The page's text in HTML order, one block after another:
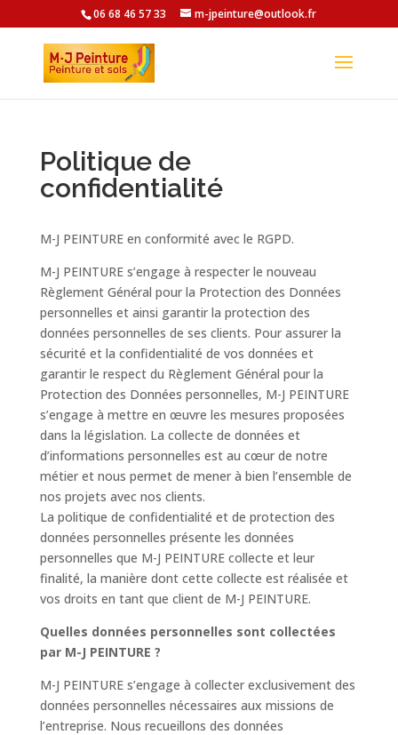
06 68 46 57 33 m-jpeinture@outlook.fr
Politique de
confidentialité
M-J PEINTURE en conformité avec le RGPD.
M-J PEINTURE s’engage à respecter le nouveau
Règlement Général pour la Protection des Données
personnelles et ainsi garantir la protection des
données personnelles de ses clients. Pour assurer la
sécurité et la confidentialité de vos données et
garantir le respect du Règlement Général pour la
Protection des Données personnelles, M-J PEINTURE
s’engage à mettre en œuvre les mesures proposées
dans la législation. La collecte de données et
d’informations personnelles est au cœur de notre
métier et nous permet de mener à bien l’ensemble de
nos projets avec nos clients.
La politique de confidentialité et de protection des
données personnelles présente les données
personnelles que M-J PEINTURE collecte et leur
finalité, la manière dont cette collecte est réalisée et
vos droits en tant que client de M-J PEINTURE.
Quelles données personnelles sont collectées
par M-J PEINTURE ?
M-J PEINTURE s’engage à collecter exclusivement des
données personnelles nécessaires aux missions de
l’entreprise. Nous recueillons des données